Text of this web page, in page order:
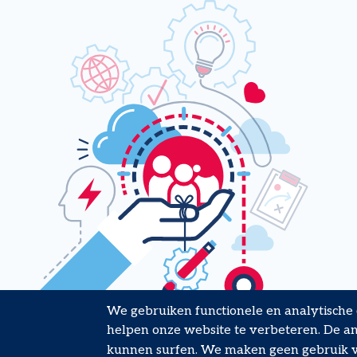
We gebruiken functionele en
helpen onze website te verbeteren. De
kunnen surfen. We maken geen gebruik